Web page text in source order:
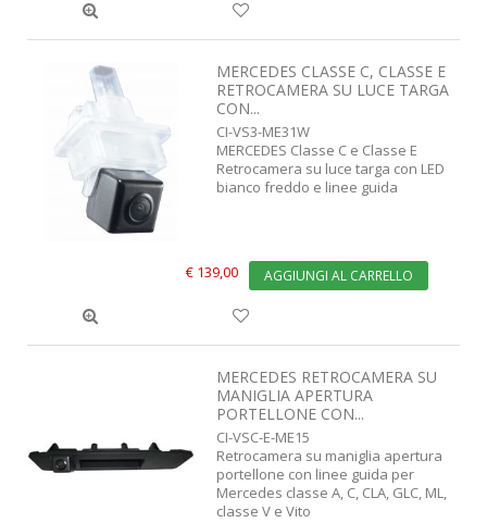
MERCEDES CLASSE C, CLASSE E
RETROCAMERA SU LUCE TARGA
CON...
CI-VS3-ME31W
MERCEDES Classe C e Classe E
Retrocamera su luce targa con LED
bianco freddo e linee guida
€ 139,00 AGGIUNGI AL CARRELLO
MERCEDES RETROCAMERA SU
MANIGLIA APERTURA
PORTELLONE CON...
CI-VSC-E-ME15
Retrocamera su maniglia apertura
portellone con linee guida per
Mercedes classe A, C, CLA, GLC, ML,
classe V e Vito